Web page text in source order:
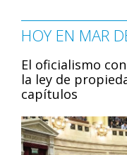
HOY EN MAR
El oficialismo
la ley de
capítulos